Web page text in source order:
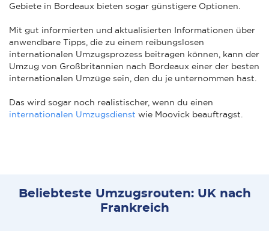
Gebiete in Bordeaux bieten sogar günstigere Optionen.
Mit gut informierten und aktualisierten Informationen über
anwendbare Tipps, die zu einem reibungslosen
internationalen Umzugsprozess beitragen können, kann der
Umzug von Großbritannien nach Bordeaux einer der besten
internationalen Umzüge sein, den du je unternommen hast.
Das wird sogar noch realistischer, wenn du einen
internationalen Umzugsdienst wie Moovick beauftragst.
Beliebteste Umzugsrouten: UK nach
Frankreich